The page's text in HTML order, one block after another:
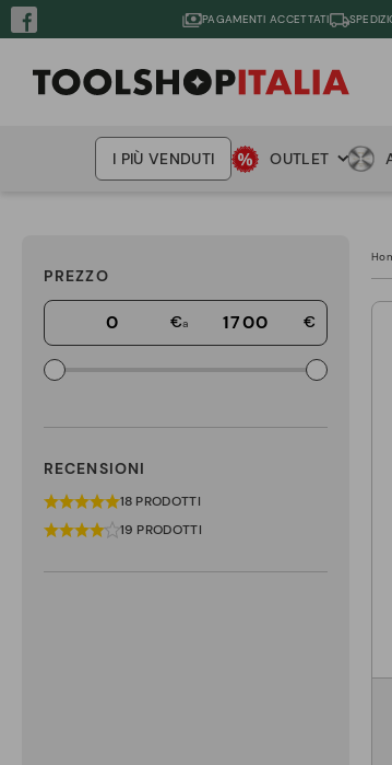
PAGAMENTI ACCETTATI
I PIÙ VENDUTI OUTLET
PREZZO
€a €
RECENSIONI
18 PRODOTTI
19 PRODOTTI